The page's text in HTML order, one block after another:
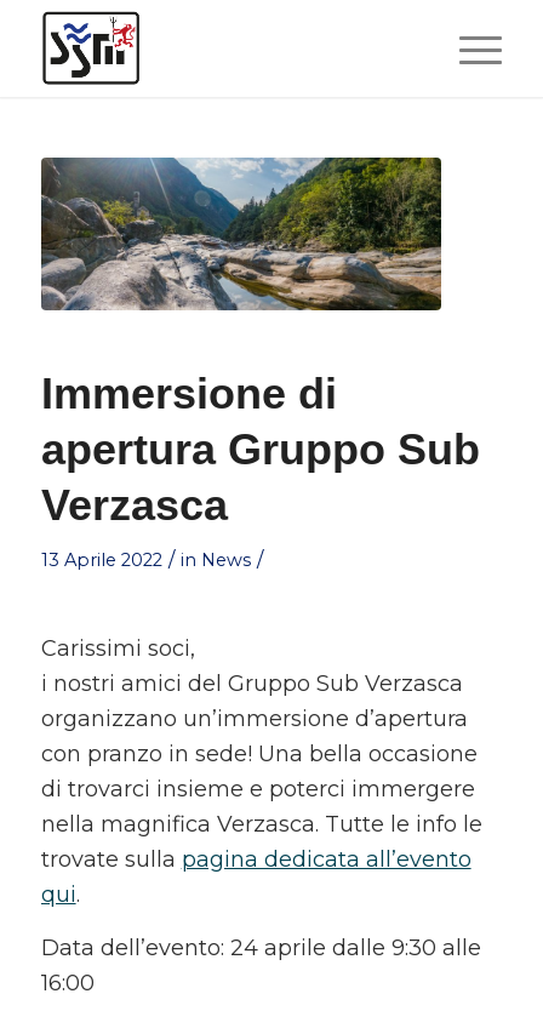
Immersione di
apertura Gruppo Sub
Verzasca
13 Aprile 2022 / in News /
Carissimi soci,
i nostri amici del Gruppo Sub Verzasca
organizzano un’immersione d’apertura
con pranzo in sede! Una bella occasione
di trovarci insieme e poterci immergere
nella magnifica Verzasca. Tutte le info le
trovate sulla pagina dedicata all’evento
qui.
Data dell’evento: 24 aprile dalle 9:30 alle
16:00